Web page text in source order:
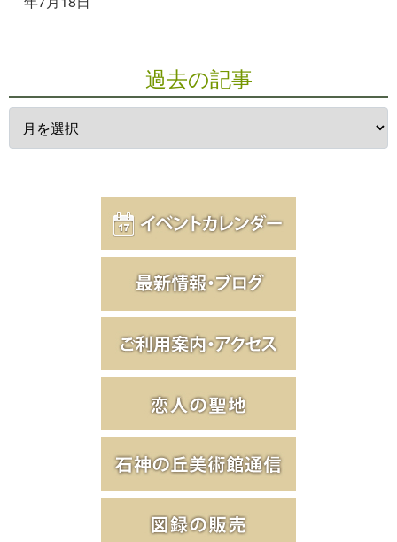
過去の記事